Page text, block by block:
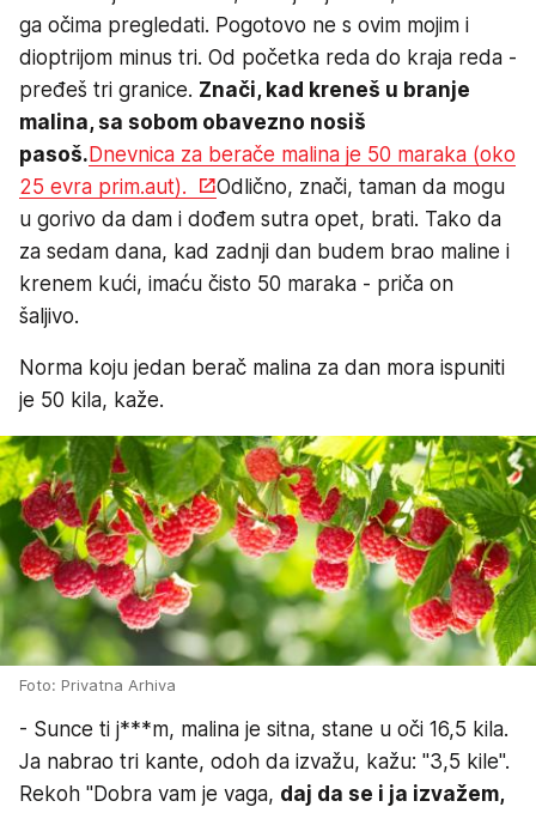
ga očima pregledati. Pogotovo ne s ovim mojim i
dioptrijom minus tri. Od početka reda do kraja reda -
pređeš tri granice. Znači, kad kreneš u branje
malina, sa sobom obavezno nosiš
pasoš. Dnevnica za berače malina je 50 maraka (oko
25 evra prim.aut).
Odlično, znači, taman da mogu
u gorivo da dam i dođem sutra opet, brati. Tako da
za sedam dana, kad zadnji dan budem brao maline i
krenem kući, imaću čisto 50 maraka - priča on
šaljivo.
Norma koju jedan berač malina za dan mora ispuniti
je 50 kila, kaže.
Foto: Privatna Arhiva
- Sunce ti j***m, malina je sitna, stane u oči 16,5 kila.
Ja nabrao tri kante, odoh da izvažu, kažu: "3,5 kile".
Rekoh "Dobra vam je vaga, daj da se i ja izvažem,